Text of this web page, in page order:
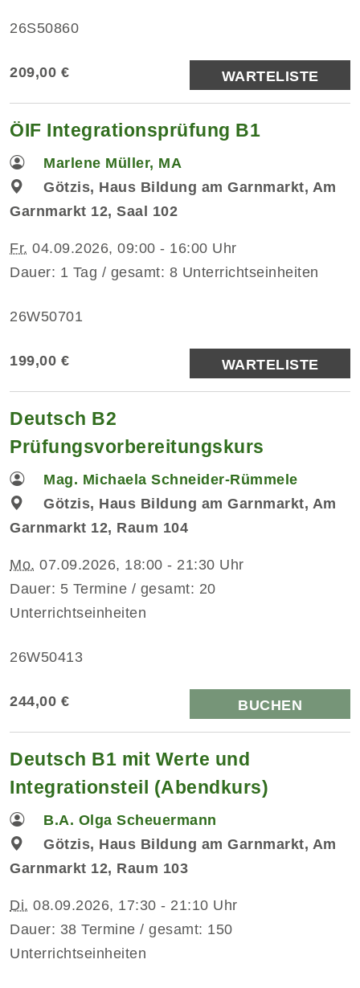
26S50860
209,00 € WARTELISTE
ÖIF Integrationsprüfung B1
Marlene Müller, MA
Götzis, Haus Bildung am Garnmarkt, Am
Garnmarkt 12, Saal 102
Fr. 04.09.2026, 09:00 - 16:00 Uhr
Dauer: 1 Tag / gesamt: 8 Unterrichtseinheiten
26W50701
199,00 € WARTELISTE
Deutsch B2
Prüfungsvorbereitungskurs
Mag. Michaela Schneider-Rümmele
Götzis, Haus Bildung am Garnmarkt, Am
Garnmarkt 12, Raum 104
Mo. 07.09.2026, 18:00 - 21:30 Uhr
Dauer: 5 Termine / gesamt: 20
Unterrichtseinheiten
26W50413
244,00 € BUCHEN
Deutsch B1 mit Werte und
Integrationsteil (Abendkurs)
B.A. Olga Scheuermann
Götzis, Haus Bildung am Garnmarkt, Am
Garnmarkt 12, Raum 103
Di. 08.09.2026, 17:30 - 21:10 Uhr
Dauer: 38 Termine / gesamt: 150
Unterrichtseinheiten